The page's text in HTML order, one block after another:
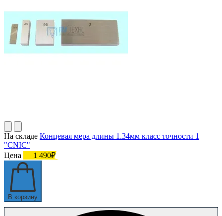
На складе Концевая мера длины 1.34мм класс точности 1
"CNIC"
Цена
1 490₽
В корзину